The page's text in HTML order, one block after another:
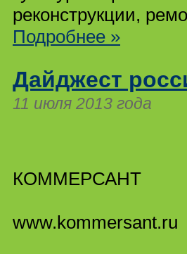
реконструкции,
Подробнее »
Дайджест
11 июля 2013 года
КОММЕРСАНТ
www.kommersant.ru